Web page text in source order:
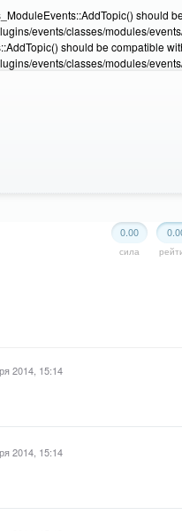
should
events/classes/modules/
should be compatible
events/classes/modules/
0.00
сила
2014, 15:14
2014, 15:14